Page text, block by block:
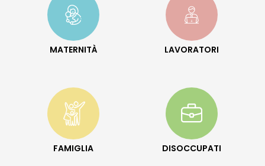
MATERNITÀ LAVORATORI
FAMIGLIA DISOCCUPATI